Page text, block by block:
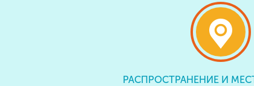
РАСПРОСТРАНЕНИЕ И